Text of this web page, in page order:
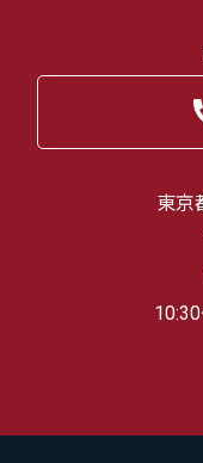
東京